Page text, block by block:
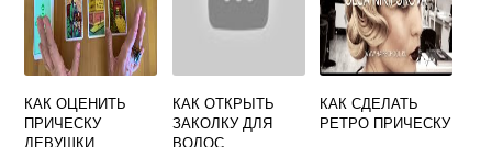
КАК ОЦЕНИТЬ
ПРИЧЕСКУ
ДЕВУШКИ
КАК ОТКРЫТЬ
ЗАКОЛКУ ДЛЯ
ВОЛОС
КАК СДЕЛАТЬ
РЕТРО ПРИЧЕСКУ